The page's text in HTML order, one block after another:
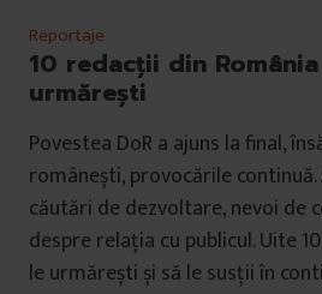
Reportaje
10 redacții din
urmărești
Povestea DoR a ajuns la final,
românești, provocările continuă.
căutări de dezvoltare, nevoi de
despre relația cu publicul. Uite
le urmărești și să le susții în